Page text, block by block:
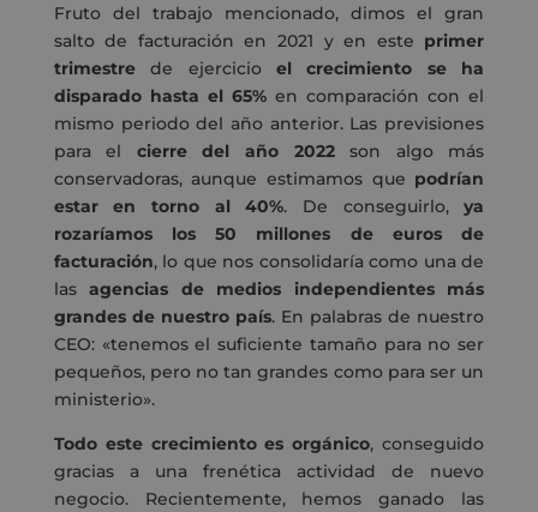
Fruto del trabajo mencionado, dimos elgran
salto de facturación en 2021 y en este primer
trimestrede ejercicio el crecimiento se ha
disparado hasta el 65% en comparación con el
mismo periodo del año anterior. Las previsiones
para el cierre del año 2022son algo más
conservadoras, aunque estimamos que podrían
estar en torno al 40%. De conseguirlo,ya
rozaríamos los 50 millones de euros de
facturación, lo que nos consolidaría como una de
lasagencias de medios independientes más
grandes de nuestro país. En palabras de nuestro
CEO: «tenemos el suficiente tamaño para no ser
pequeños, pero no tan grandes como para ser un
ministerio».
Todo este crecimiento es orgánico, conseguido
gracias a una frenética actividad de nuevo
negocio. Recientemente, hemos ganado las